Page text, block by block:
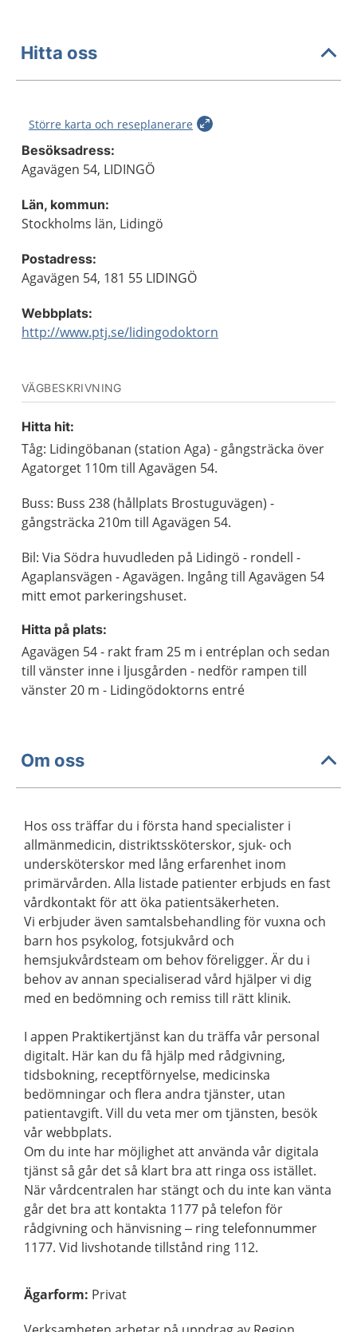
Hitta oss
Större karta och reseplanerare
Besöksadress:
Agavägen 54, LIDINGÖ
Län, kommun:
Stockholms län, Lidingö
Postadress:
Agavägen 54, 181 55 LIDINGÖ
Webbplats:
http://www.ptj.se/lidingodoktorn
VÄGBESKRIVNING
Hitta hit:
Tåg: Lidingöbanan (station Aga) - gångsträcka över
Agatorget 110m till Agavägen 54.
Buss: Buss 238 (hållplats Brostuguvägen) -
gångsträcka 210m till Agavägen 54.
Bil: Via Södra huvudleden på Lidingö - rondell -
Agaplansvägen - Agavägen. Ingång till Agavägen 54
mitt emot parkeringshuset.
Hitta på plats:
Agavägen 54 - rakt fram 25 m i entréplan och sedan
till vänster inne i ljusgården - nedför rampen till
vänster 20 m - Lidingödoktorns entré
Om oss
Hos oss träffar du i första hand specialister i
allmänmedicin, distriktssköterskor, sjuk- och
undersköterskor med lång erfarenhet inom
primärvården. Alla listade patienter erbjuds en fast
vårdkontakt för att öka patientsäkerheten.
Vi erbjuder även samtalsbehandling för vuxna och
barn hos psykolog, fotsjukvård och
hemsjukvårdsteam om behov föreligger. Är du i
behov av annan specialiserad vård hjälper vi dig
med en bedömning och remiss till rätt klinik.
I appen Praktikertjänst kan du träffa vår personal
digitalt. Här kan du få hjälp med rådgivning,
tidsbokning, receptförnyelse, medicinska
bedömningar och flera andra tjänster, utan
patientavgift. Vill du veta mer om tjänsten, besök
vår webbplats.
Om du inte har möjlighet att använda vår digitala
tjänst så går det så klart bra att ringa oss istället.
När vårdcentralen har stängt och du inte kan vänta
går det bra att kontakta 1177 på telefon för
rådgivning och hänvisning – ring telefonnummer
1177. Vid livshotande tillstånd ring 112.
Ägarform: Privat